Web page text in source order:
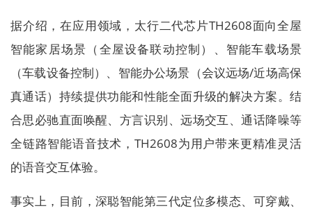
据介绍，在应用领域，太行二代芯片TH2608面向全屋
智能家居场景（全屋设备联动控制）、智能车载场景
（车载设备控制）、智能办公场景（会议远场/近场高保
真通话）持续提供功能和性能全面升级的解决方案。结
合思必驰直面唤醒、方言识别、远场交互、通话降噪等
全链路智能语音技术，TH2608为用户带来更精准灵活
的语音交互体验。
事实上，目前，深聪智能第三代定位多模态、可穿戴、